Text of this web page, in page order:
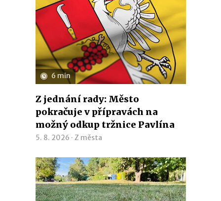
6 min
Z jednání rady: Město
pokračuje v přípravách na
možný odkup tržnice Pavlína
5. 8. 2026 · Z města